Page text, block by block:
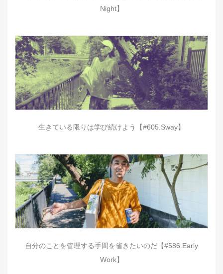
Night】
生きている限りは学び続けよう【#605.Sway】
自分のことを管理する手間を省きたいのだ【#586.Early
Work】